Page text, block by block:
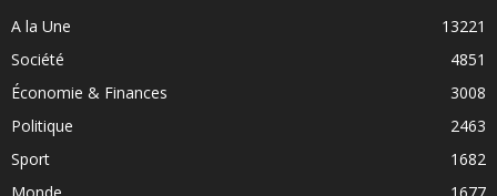
A la Une
13221
Société
4851
Économie & Finances
3008
Politique
2463
Sport
1682
Monde
1677